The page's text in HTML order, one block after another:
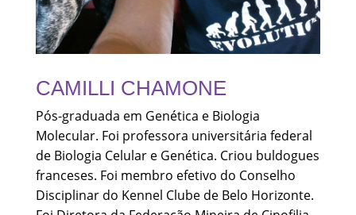
CAMILLI CHAMONE
Pós-graduada em Genética e Biologia
Molecular. Foi professora universitária federal
de Biologia Celular e Genética. Criou buldogues
franceses. Foi membro efetivo do Conselho
Disciplinar do Kennel Clube de Belo Horizonte.